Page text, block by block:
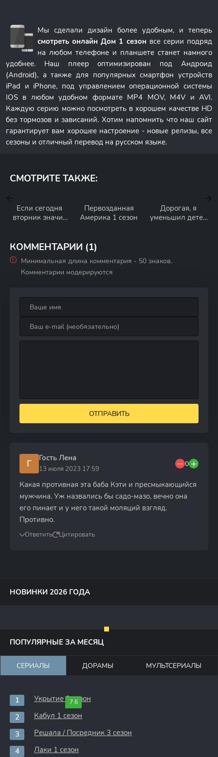
Мы сделали дизайн более удобным, и теперь
смотреть онлайн Дом 1 сезон все серии подряд
на любом телефоне и планшете станет намного
удобнее. Наш плеер оптимизирован под Андроид
(Android), а также для популярных смартфон устройств
iPad и iPhone, под управлением операционной системы
IOS в любом удобном формате MP4 MOV, M4V и AVI.
Каждую серию можно посмотреть в хорошем качестве HD
без тормозов и зависаний. Хотим напомнить что наш сайт
гарантирует вам хорошее настроение - новые релизы, все
сезоны и отличный перевод на русском языке.
СМОТРИТЕ ТАКЖЕ:
Если сегодня
вторник значит
Первозданная
Америка 1 сезон
Дорогая, я
уменьшил детей
КОММЕНТАРИИ (1)
Минимальная длина комментария - 50 знаков.
Комментарии модерируются
ОТПРАВИТЬ
Г Гость Лена
13 июля 2023 17:59
0
Какая противная эта баба Кэти и пресмыкающийся
мужчина. Уж назвались бы садо-мазо, вечно она
его пинает и у него такой моляций взгляд.
Противно.
Ответить Цитировать
НОВИНКИ 2026 ГОДА
ПОПУЛЯРНЫЕ ЗА МЕСЯЦ
СЕРИАЛЫ ДОРАМЫ МУЛЬТСЕРИАЛЫ
7.6
Укрытие 3 сезон
Кабул 1 сезон
Решала / Посредник 3 сезон
Лаки 1 сезон